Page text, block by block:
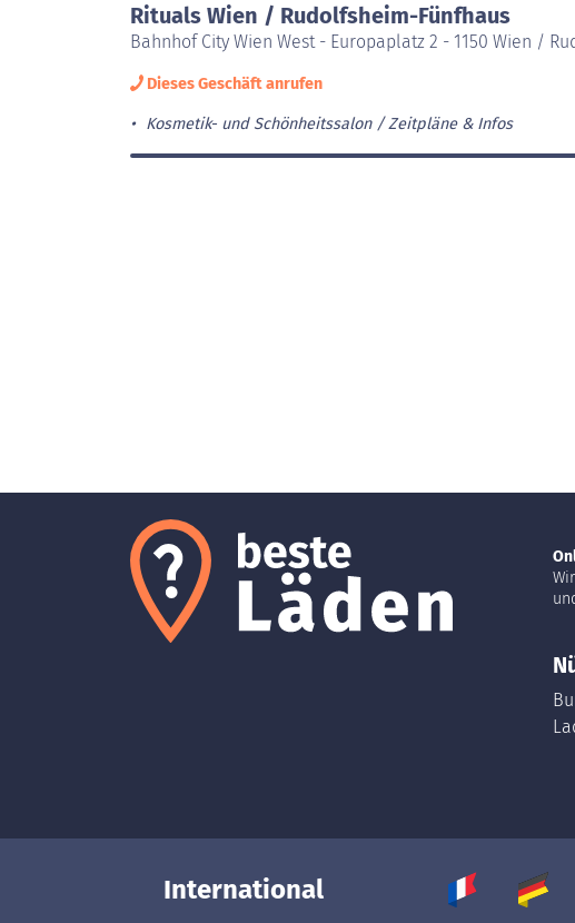
Rituals Wien / Rudolfsheim-Fünfhaus
Bahnhof City Wien West - Europaplatz 2 - 1150 Wien /
Dieses Geschäft anrufen
Kosmetik- und Schönheitssalon Zeitpläne & Infos
International